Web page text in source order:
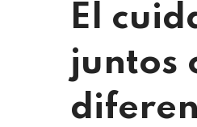
El
juntos